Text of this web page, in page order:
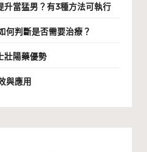
升當猛男？有3種方法可執行
何判斷是否需要治療？
壯陽藥優勢
與應用